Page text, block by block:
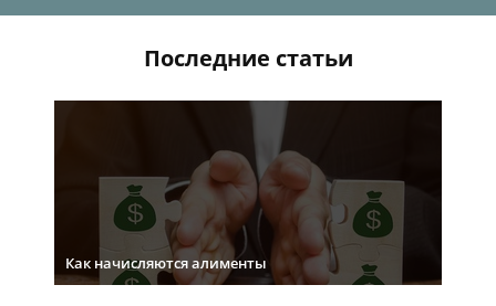
Последние статьи
Как начисляются алименты